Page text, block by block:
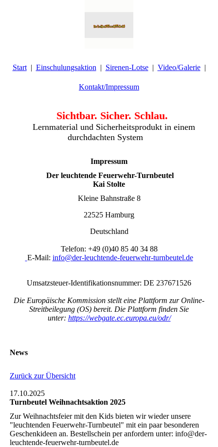
Start Einschulungsaktion Sirenen-Lotse Video/Galerie
Kontakt/Impressum
Sichtbar. Sicher. Schlau.
Lernmaterial und Sicherheitsprodukt in einem
durchdachten System
Impressum
Der leuchtende Feuerwehr-Turnbeutel
Kai Stolte
Kleine Bahnstraße 8
22525 Hamburg
Deutschland
Telefon: +49 (0)40 85 40 34 88
E-Mail: info@der-leuchtende-feuerwehr-turnbeutel.de
Umsatzsteuer-Identifikationsnummer: DE 237671526
Die Europäische Kommission stellt eine Plattform zur Online-
Streitbeilegung (OS) bereit. Die Plattform finden Sie
unter: https://webgate.ec.europa.eu/odr/
News
Zurück zur Übersicht
17.10.2025
Turnbeutel Weihnachtsaktion 2025
Zur Weihnachtsfeier mit den Kids bieten wir wieder unsere
"leuchtenden Feuerwehr-Turnbeutel" mit ein paar besonderen
Geschenkideen an. Bestellschein per anfordern unter: info@der-
leuchtende-feuerwehr-turnbeutel.de